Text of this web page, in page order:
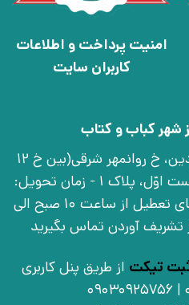
امنیت پرداخت و اطلاعات
کاربران سایت
شهر کباب و کتاب
تهران، خ انقلاب، خ 12 فروردین، خ روانمهر شرقی(بین خ 12
فروردین و خ فخر رازی)، بن‌بست اوّل، پلاک 1 - زمان تحویل:
شنبه تا چهارشنبه به جز روزهای تعطیل از ساعت 10 صبح الی
تیکت از طریق پنل کاربری